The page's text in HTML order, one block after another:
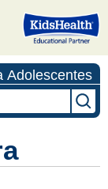
Adolescentes